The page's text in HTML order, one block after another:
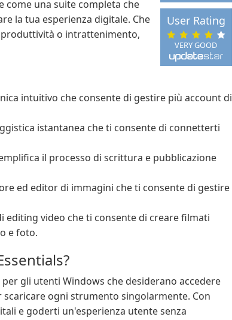
VERY GOOD
User Rating
come una suite completa che
la tua esperienza digitale. Che
o intrattenimento,
intuitivo che consente di gestire più account di
istantanea che ti consente di connetterti
il processo di scrittura e pubblicazione
ed editor di immagini che ti consente di gestire
editing video che ti consente di creare filmati
e foto.
gli utenti Windows che desiderano accedere
ogni strumento singolarmente. Con
e goderti un'esperienza utente senza